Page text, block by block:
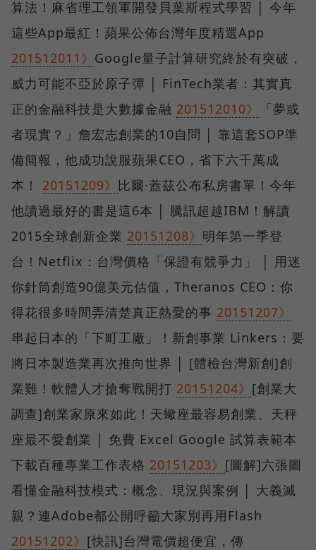
算法！麻省理工領軍開發貝葉斯程式學習 │ 今年
這些App最紅！蘋果公佈台灣年度精選App
201512011》 Google量子計算研究終於有突破，
威力可能不亞於原子彈 │ FinTech業者：其實真
正的金融科技是大數據金融 201512010》
「夢或
者現實？」詹宏志創業的10自問 │ 靠這套SOP準
備簡報，他成功說服蘋果CEO，省下六千萬成
本！ 20151209》 比爾·蓋茲公布私房書單！今年
他讀過最好的書是這6本 │ 騰訊超越IBM！解讀
2015全球創新企業 20151208》 明年第一季登
台！Netflix：台灣價格「保證有競爭力」 │ 用迷
你針筒創造90億美元估值，Theranos CEO：你
得花很多時間弄清楚真正熱愛的事 20151207》
串起日本的「下町工廠」！新創事業 Linkers：要
將日本製造業再次推向世界 │ [體檢台灣新創]創
業難！軟體人才搶奪戰開打 20151204》 [創業大
調查]創業家原來如此！天蠍座最容易創業、天秤
座最不愛創業 │ 免費 Excel Google 試算表範本
下載百種專業工作表格 20151203》 [圖解]六張圖
看懂金融科技模式：概念、現況與案例 │ 大義滅
親？連Adobe都公開呼籲大家別再用Flash
20151202》 [快訊]台灣電價超便宜，傳